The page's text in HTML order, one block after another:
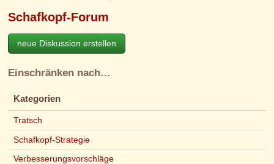
Schafkopf-Forum
neue Diskussion erstellen
Einschränken nach…
Kategorien
Tratsch
Schafkopf-Strategie
Verbesserungsvorschläge